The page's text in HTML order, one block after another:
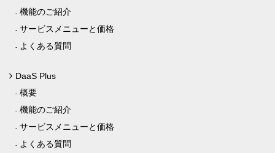
機能のご紹介
サービスメニューと価格
よくある質問
DaaS Plus
概要
機能のご紹介
サービスメニューと価格
よくある質問